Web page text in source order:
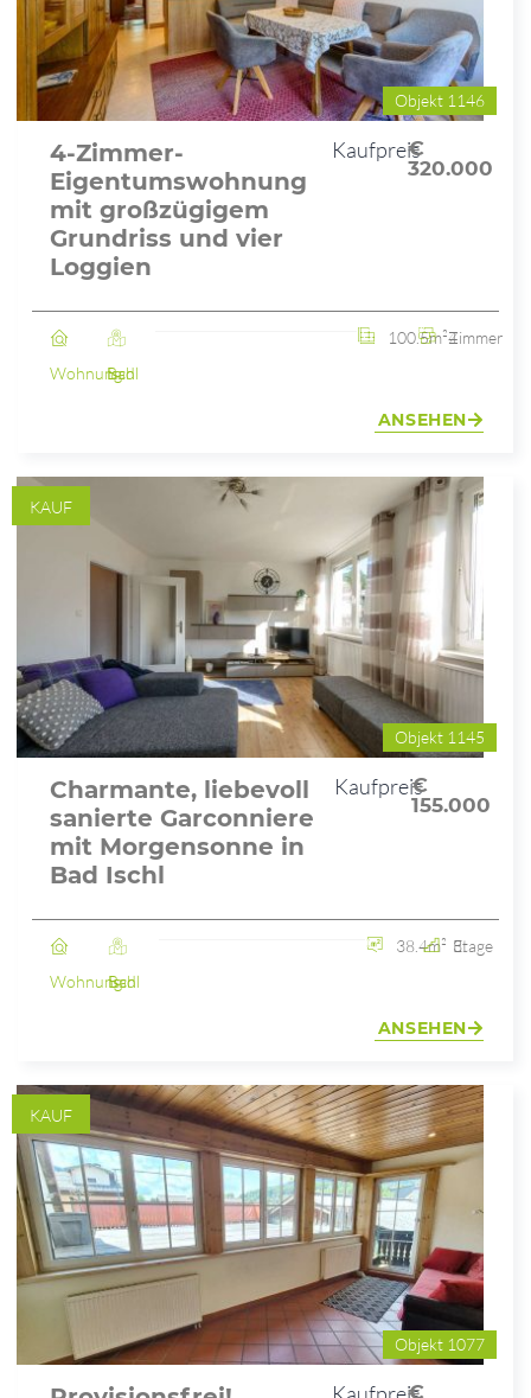
Objekt 1146
4-Zimmer-
Eigentumswohnung
mit großzügigem
Grundriss und vier
Loggien
Kaufpreis
€
320.000
WohnungBad Ischl
100.5m²4 Zimmer
ANSEHEN
KAUF
Objekt 1145
Charmante, liebevoll
sanierte Garconniere
mit Morgensonne in
Bad Ischl
Kaufpreis
€
155.000
WohnungBad Ischl
38.4m² 3. Etage
ANSEHEN
KAUF
Objekt 1077
€